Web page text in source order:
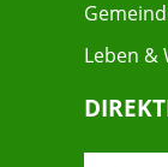
Leben &